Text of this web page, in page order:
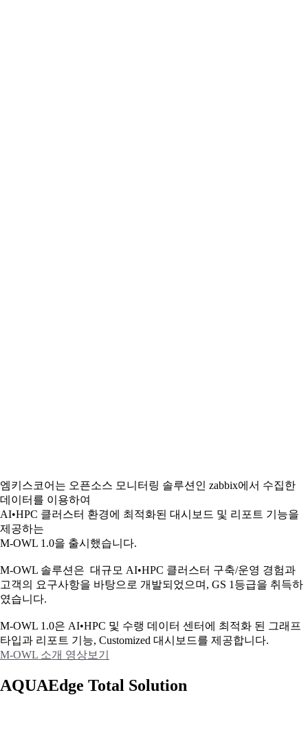
엠키스코어는 오픈소스 모니터링 솔루션인 zabbix에서 수집한
데이터를 이용하여
AI•HPC 클러스터 환경에 최적화된 대시보드 및 리포트 기능을
제공하는
M-OWL 1.0을 출시했습니다.
M-OWL 솔루션은 대규모 AI•HPC 클러스터 구축/운영 경험과
고객의 요구사항을 바탕으로 개발되었으며, GS 1등급을 취득하
였습니다.
M-OWL 1.0은 AI•HPC 및 수랭 데이터 센터에 최적화 된 그래프
타입과 리포트 기능, Customized 대시보드를 제공합니다.
M-OWL 소개 영상보기
AQUAEdge Total Solution